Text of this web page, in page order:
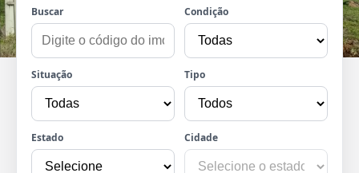
Buscar Condição
Situação Tipo
Estado Cidade